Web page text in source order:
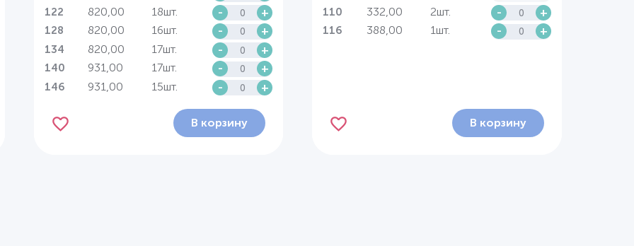
122 820,00 18шт. - +
128 820,00 16шт. - +
134 820,00 17шт. - +
140 931,00 17шт. - +
146 931,00 15шт. - +
В корзину
110 332,00 2шт. - +
116 388,00 1шт. - +
В корзину